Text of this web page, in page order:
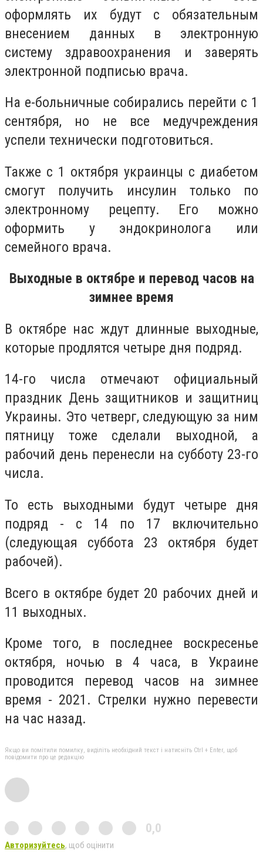
оформлять их будут с обязательным
внесением данных в электронную
систему здравоохранения и заверять
электронной подписью врача.
На е-больничные собирались перейти с 1
сентября, но не все медучреждения
успели технически подготовиться.
Также с 1 октября украинцы с диабетом
смогут получить инсулин только по
электронному рецепту. Его можно
оформить у эндокринолога или
семейного врача.
Выходные в октябре и перевод часов на
зимнее время
В октябре нас ждут длинные выходные,
которые продлятся четыре дня подряд.
14-го числа отмечают официальный
праздник День защитников и защитниц
Украины. Это четверг, следующую за ним
пятницу тоже сделали выходной, а
рабочий день перенесли на субботу 23-го
числа.
То есть выходными будут четыре дня
подряд - с 14 по 17 включительно
(следующая суббота 23 октября будет
рабочей).
Всего в октябре будет 20 рабочих дней и
11 выходных.
Кроме того, в последнее воскресенье
октября, нoчью в 4 часа, в Украине
проводится перевод часов на зимнее
время - 2021. Стрелки нужно перевести
на час назад.
Якщо ви помітили помилку, виділіть необхідний текст і натисніть Ctrl + Enter, щоб
повідомити про це редакцію
0,0
Авторизуйтесь, щоб оцінити